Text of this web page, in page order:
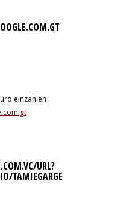
einzahlen
URL?
TAMIEGARGE